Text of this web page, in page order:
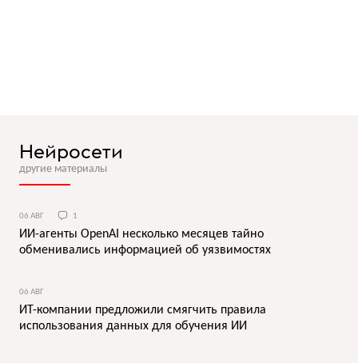
Нейросети
другие материалы
06 АВГ 1
ИИ-агенты OpenAI несколько месяцев тайно
обменивались информацией об уязвимостях
06 АВГ
ИТ-компании предложили смягчить правила
использования данных для обучения ИИ